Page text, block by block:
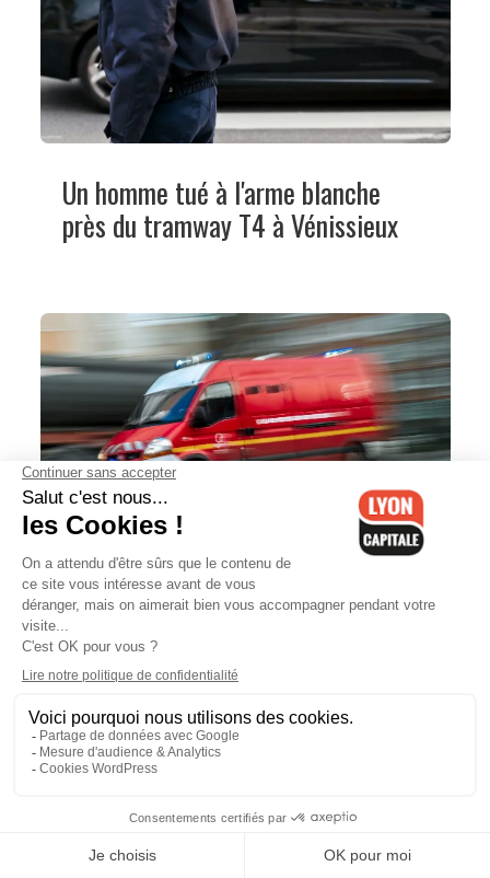
Un homme tué à l'arme blanche
près du tramway T4 à Vénissieux
À Vaulx-en-Velin, une collision entre
deux véhicules fait deux blessés
graves